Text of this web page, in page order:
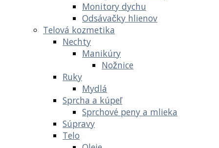
Monitory dychu
Odsávačky hlienov
Telová kozmetika
Nechty
Manikúry
Nožnice
Ruky
Mydlá
Sprcha a kúpeľ
Sprchové peny a mlieka
Súpravy
Telo